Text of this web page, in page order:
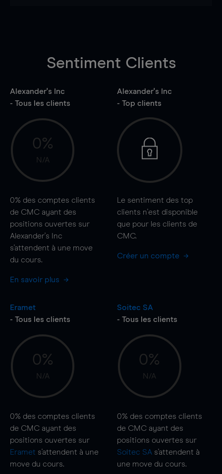
Sentiment Clients
Alexander's Inc
- Tous les clients
0%
N/A
0% des comptes clients
de CMC ayant des
positions ouvertes sur
Alexander's Inc
s'attendent à une move
du cours.
En savoir plus
Alexander's Inc
- Top clients
Le sentiment des top
clients n'est disponible
que pour les clients de
CMC.
Créer un compte
Eramet
- Tous les clients
0%
N/A
0% des comptes clients
de CMC ayant des
positions ouvertes sur
Eramet s'attendent à une
move du cours.
Soitec SA
- Tous les clients
0%
N/A
0% des comptes clients
de CMC ayant des
positions ouvertes sur
Soitec SA s'attendent à
une move du cours.